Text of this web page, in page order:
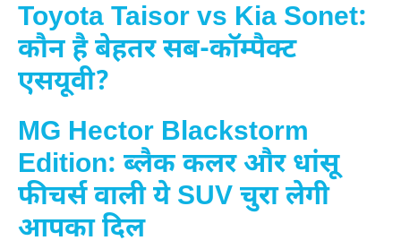
Toyota Taisor vs Kia Sonet:
कौन है बेहतर सब-कॉम्पैक्ट
एसयूवी?
MG Hector Blackstorm
Edition: ब्लैक कलर और धांसू
फीचर्स वाली ये SUV चुरा लेगी
आपका दिल